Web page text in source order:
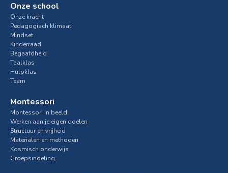
Onze school
Onze kracht
Pedagogisch klimaat
Mindset
Kinderraad
Begaafdheid
Taalklas
Hulpklas
Team
Montessori
Montessori in beeld
Werken aan je eigen doelen
Structuur en vrijheid
Materialen en methoden
Kosmisch onderwijs
Groepsindeling